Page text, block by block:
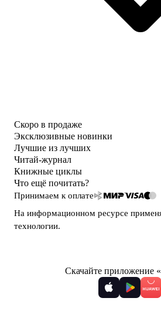
Скоро в продаже
Эксклюзивные новинки
Лучшие из лучших
Читай-журнал
Книжные циклы
Что ещё почитать?
Принимаем к оплате
На информационном ресурсе
технологии.
Скачайте приложение